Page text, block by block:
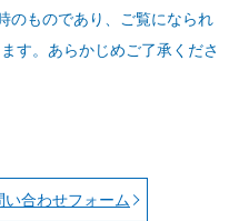
のものであり、ご覧になられ
す。あらかじめご了承くださ
合わせフォーム